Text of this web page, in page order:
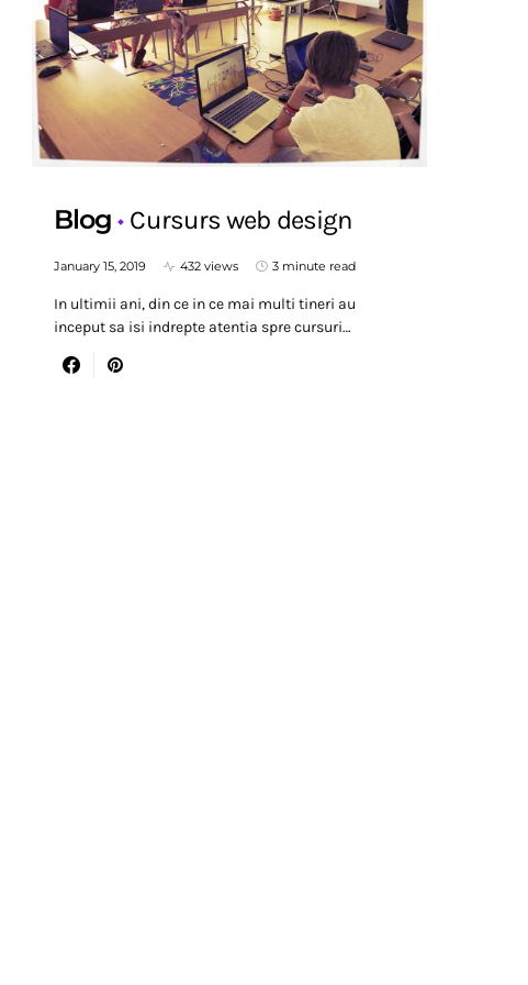
Blog Cursurs web design
January 15, 2019 432 views 3 minute read
In ultimii ani, din ce in ce mai multi tineri au
inceput sa isi indrepte atentia spre cursuri…